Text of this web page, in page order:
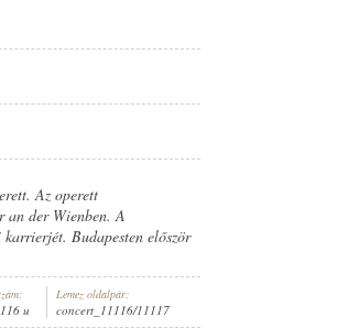
Az operett
an der Wienben. A
karrierjét. Budapesten először
u
Lemez oldalpár:
concert_11116/11117